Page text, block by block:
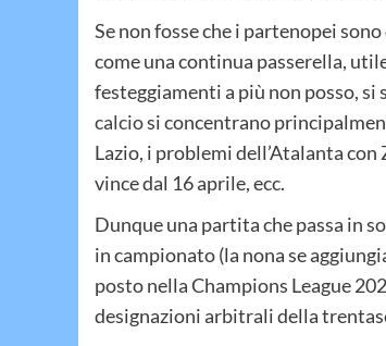
Se non fosse che i partenopei
come una continua passerella,
festeggiamenti a più non posso,
calciosi concentrano
Lazio, i problemi dell’Atalanta con
vince dal 16 aprile, ecc.
Dunque una partita che passa in
in campionato (la nona se
posto nella Champions League
designazioni arbitrali della